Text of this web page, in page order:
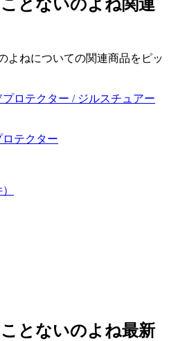
とないのよね関連
よねについての関連商品をピッ
テクター
とないのよね最新